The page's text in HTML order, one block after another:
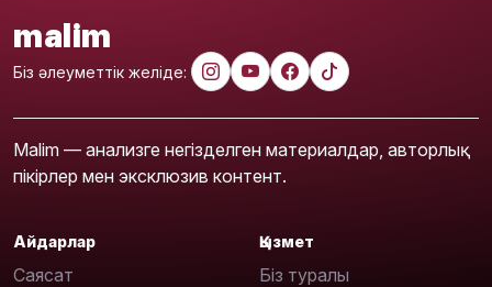
malim
Біз әлеуметтік желіде:
Malim — анализге негізделген материалдар, авторлық
пікірлер мен эксклюзив контент.
Айдарлар
Саясат
Қызмет
Біз туралы